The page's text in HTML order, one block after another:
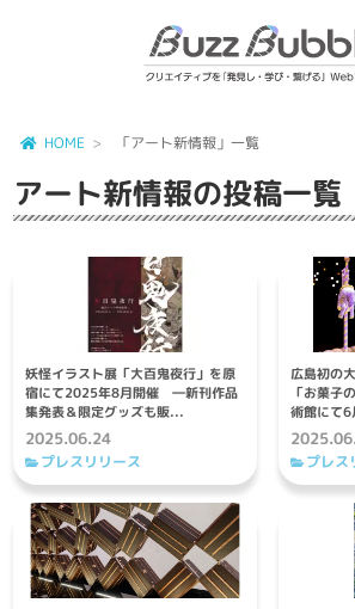
HOME 「アート新情報」一覧
アート新情報の投稿一覧
妖怪イラスト展「大百鬼夜行」を原
宿にて2025年8月開催 ―新刊作品
集発表＆限定グッズも販...
2025.06.24
プレスリリース
広島初の
「お菓子
術館にて
プレス